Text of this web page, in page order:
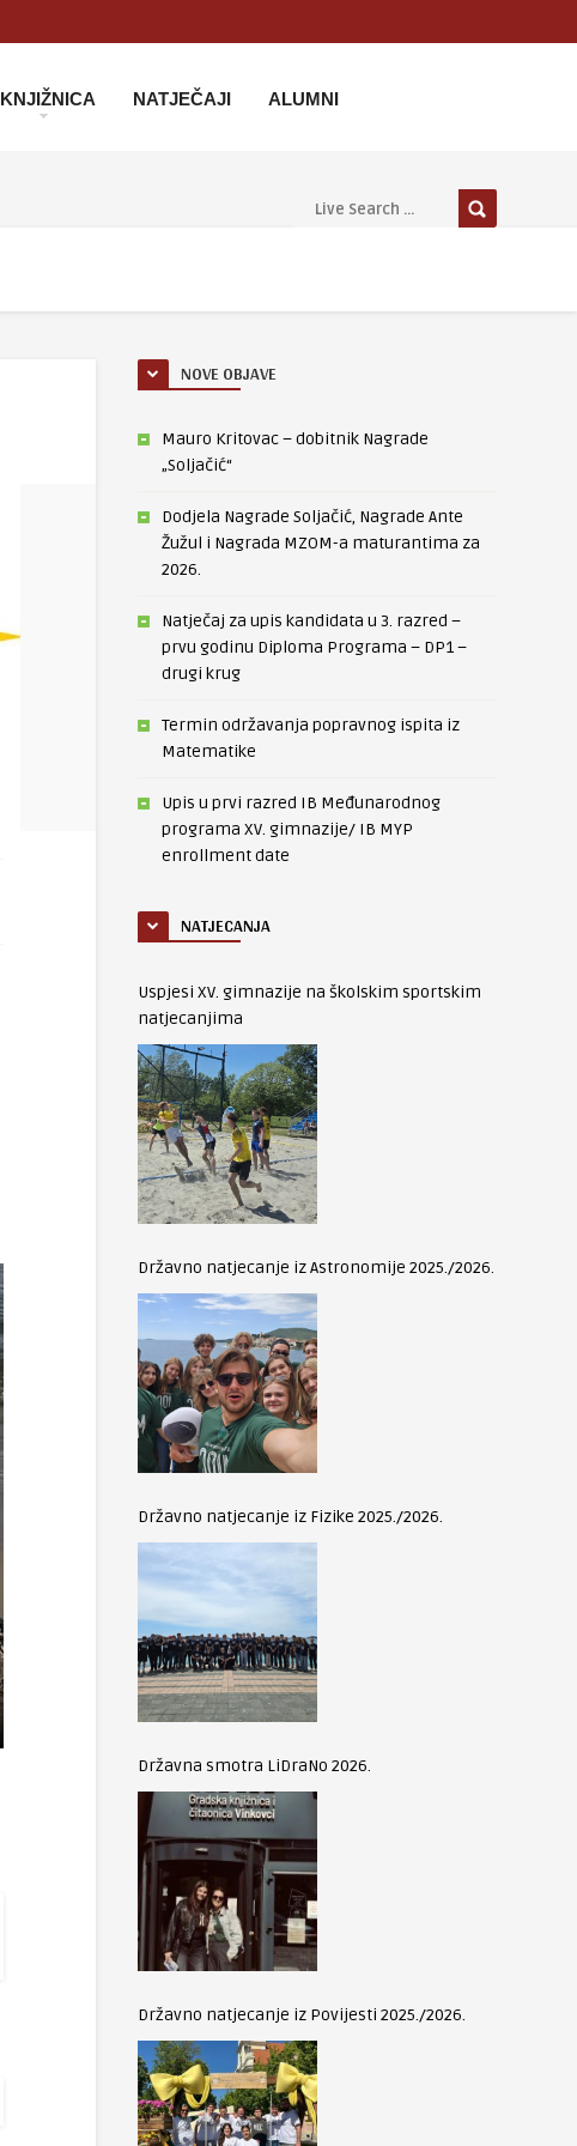
KNJIŽNICA NATJEČAJI ALUMNI
NOVE OBJAVE
Mauro Kritovac – dobitnik Nagrade
„Soljačić“
Dodjela Nagrade Soljačić, Nagrade Ante
Žužul i Nagrada MZOM-a maturantima za
2026.
Natječaj za upis kandidata u 3. razred –
prvu godinu Diploma Programa – DP1 –
drugi krug
Termin održavanja popravnog ispita iz
Matematike
Upis u prvi razred IB Međunarodnog
programa XV. gimnazije/ IB MYP
enrollment date
NATJECANJA
Uspjesi XV. gimnazije na školskim sportskim
natjecanjima
Državno natjecanje iz Astronomije 2025./2026.
Državno natjecanje iz Fizike 2025./2026.
Državna smotra LiDraNo 2026.
Državno natjecanje iz Povijesti 2025./2026.